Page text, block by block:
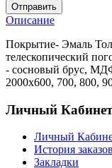
Отправить
Описание
Покрытие- Эмаль
телескопический
- сосновый брус,
2000х600, 700, 800,
Личный Кабинет
Личный
История заказов
Закладки